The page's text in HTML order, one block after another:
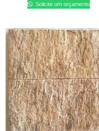
Solicite um orçamento